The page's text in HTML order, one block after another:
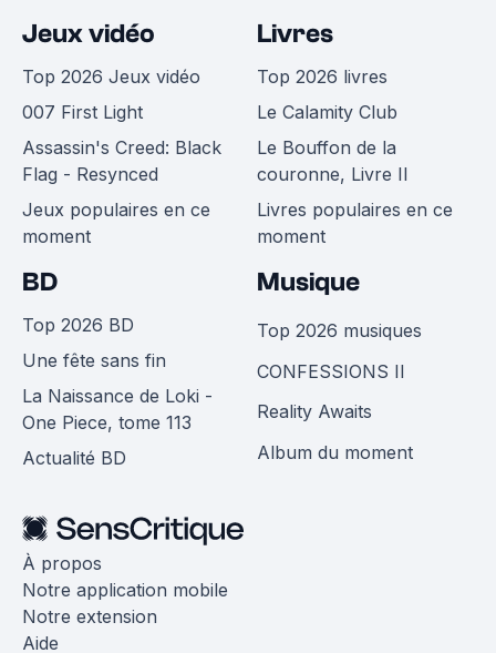
Jeux vidéo
Top 2026 Jeux vidéo
007 First Light
Assassin's Creed: Black
Flag - Resynced
Jeux populaires en ce
moment
Livres
Top 2026 livres
Le Calamity Club
Le Bouffon de la
couronne, Livre II
Livres populaires en ce
moment
BD
Top 2026 BD
Une fête sans fin
La Naissance de Loki -
One Piece, tome 113
Actualité BD
Musique
Top 2026 musiques
CONFESSIONS II
Reality Awaits
Album du moment
À propos
Notre application mobile
Notre extension
Aide